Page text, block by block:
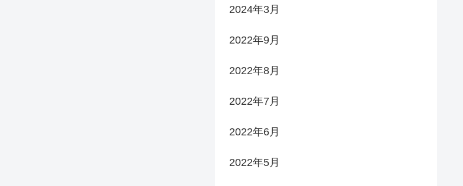
2024年3月
2022年9月
2022年8月
2022年7月
2022年6月
2022年5月